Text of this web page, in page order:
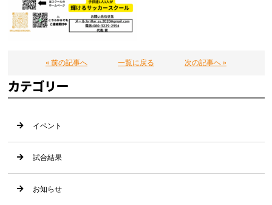
« 前の記事へ 一覧に戻る 次の記事へ »
カテゴリー
イベント
試合結果
お知らせ